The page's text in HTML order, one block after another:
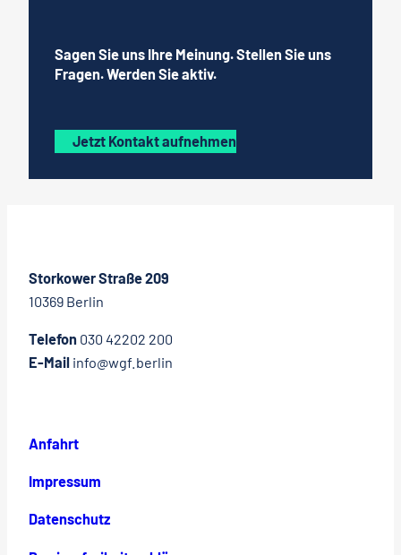
Sagen Sie uns Ihre Meinung. Stellen Sie uns
Fragen. Werden Sie aktiv.
Jetzt Kontakt aufnehmen
Storkower Straße 209
10369 Berlin
Telefon 030 42202 200
E-Mail info@wgf.berlin
Anfahrt
Impressum
Datenschutz